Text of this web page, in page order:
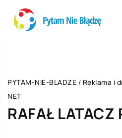
PYTAM-NIE-BLADZE / Reklama i
NET
RAFAŁ LATACZ